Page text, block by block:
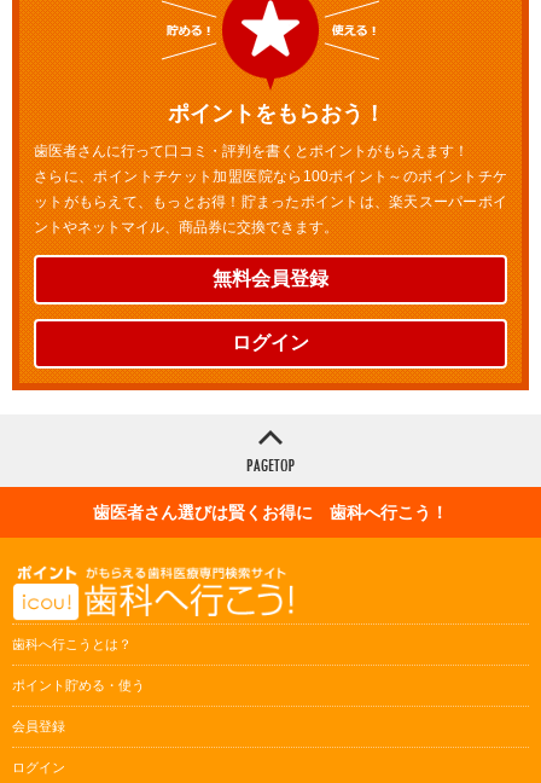
ポイントをもらおう！
歯医者さんに行って口コミ・評判を書くとポイントがもらえます！
さらに、ポイントチケット加盟医院なら100ポイント～のポイントチケ
ットがもらえて、もっとお得！貯まったポイントは、楽天スーパーポイ
ントやネットマイル、商品券に交換できます。
無料会員登録
ログイン
歯医者さん選びは賢くお得に 歯科へ行こう！
歯科へ行こうとは？
ポイント貯める・使う
会員登録
ログイン